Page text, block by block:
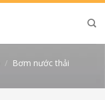
/ Bơm nước thải